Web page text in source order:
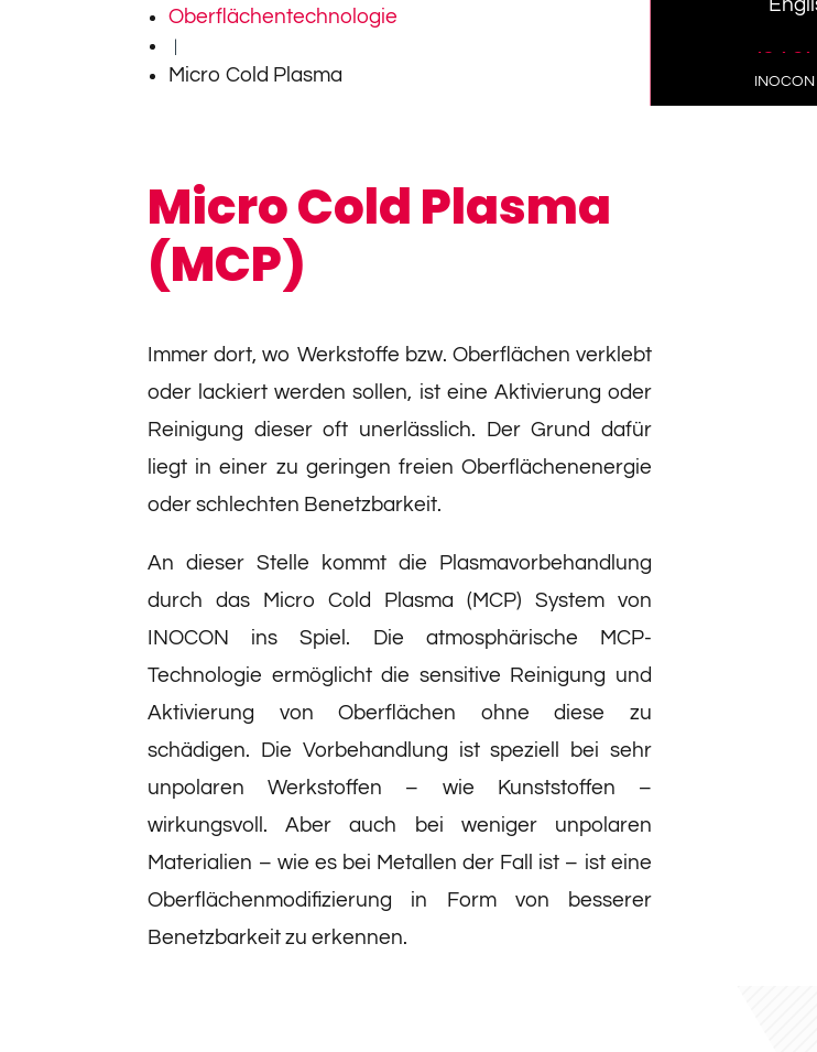
+43
Oberflächentechnologie
Micro Cold Plasma
Micro Cold Plasma
(MCP)
Immer dort, wo Werkstoffe bzw. Oberflächen verklebt
oder lackiert werden sollen, ist eine Aktivierung oder
Reinigung dieser oft unerlässlich. Der Grund dafür
liegt in einer zu geringen freien Oberflächenenergie
oder schlechten Benetzbarkeit.
An dieser Stelle kommt die Plasmavorbehandlung
durch das Micro Cold Plasma (MCP) System von
INOCON ins Spiel. Die atmosphärische MCP-
Technologie ermöglicht die sensitive Reinigung und
Aktivierung von Oberflächen ohne diese zu
schädigen. Die Vorbehandlung ist speziell bei sehr
unpolaren Werkstoffen – wie Kunststoffen –
wirkungsvoll. Aber auch bei weniger unpolaren
Materialien – wie es bei Metallen der Fall ist – ist eine
Oberflächenmodifizierung in Form von besserer
Benetzbarkeit zu erkennen.